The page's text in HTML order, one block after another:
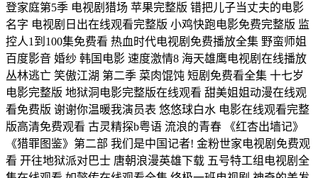
登家庭第5季 电视剧猎场 苹果完整版 错把儿子当丈夫的电影
名字 电视剧日出在线观看完整版 小鸡快跑电影免费完整版 监
控人1到100集免费看 热血时代电视剧免费播放全集 野蛮师姐
百度影音 婚纱 韩国电影 速度激情8 海天雄鹰电视剧在线播放
丛林逃亡 笑傲江湖 第二季 菜肉馄饨 短剧免费看全集 十七岁
电影完整版 地狱洞电影完整版在线观看 甜美姐姐动漫在线观
看免费版 谢谢你温暖我演员表 悠悠球白水 电影在线观看完整
版高清免费观看 古灵精探b粤语 流浪的青春 《红杏出墙记》
《猎罪图鉴》第二部 我们是中国记者! 金粉世家电视剧免费观
看 开往地狱派对巴士 唐朝浪漫英雄下载 五号特工组电视剧全